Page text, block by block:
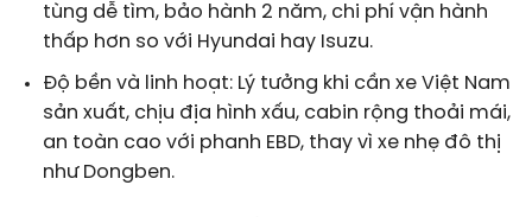
tùng dễ tìm, bảo hành 2 năm, chi phí vận hành
thấp hơn so với Hyundai hay Isuzu.
Độ bền và linh hoạt: Lý tưởng khi cần xe Việt Nam
sản xuất, chịu địa hình xấu, cabin rộng thoải mái,
an toàn cao với phanh EBD, thay vì xe nhẹ đô thị
như Dongben.